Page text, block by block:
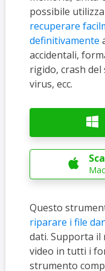
possibile
recuperare
definitivamente
accidentali,
rigido, crash
virus, ecc.


Questo
riparare i file
dati. Supporta il
video in tutti i
strumento